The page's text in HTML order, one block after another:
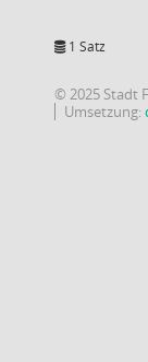
1 Satz
© 2025 Stadt
Umsetzung: